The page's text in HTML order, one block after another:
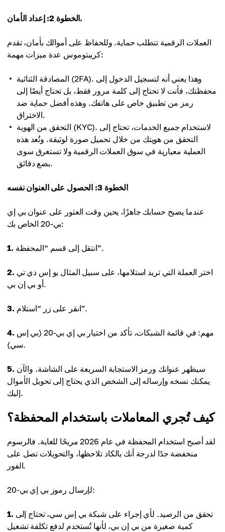
الخطوة 2: إعداد الأمان.
العملات الرقمية تتطلب حماية. وللحفاظ على أموالك بأمان، تقدم
كريبتوموس عدة ميزات مهمة:
المصادقة الثنائية (2FA). وهذا يعني أنه لتسجيل الدخول إلى
محفظتك، فأنت لا تحتاج إلى كلمة مرور فقط، بل تحتاج أيضًا إلى
رمز من تطبيق خاص على هاتفك. وهذه أفضل حماية ضد
الاختراق.
التحقق من الهوية (KYC). لاستخدام جميع الخدمات، تحتاج إلى
التحقق من هويتك من خلال تحميل صورة لوثيقة. وتُعد هذه
العملية معيارية في سوق العملات الرقمية ولا تستغرق سوى
بضع دقائق.
الخطوة 3: الحصول على العنوان نفسه
عندما يصبح حسابك جاهزًا، يحين وقت العثور على عنوان بي إي
بي-20 الخاص بك:
1. انتقل إلى قسم “المحفظة”.
2.
أو بي إن بي.
3. انقر على زر “استلام”.
4.
سي).
5.
يمكنك نسخه وإرساله إلى الشخص الذي يحتاج إلى تحويل الأموال
إليك.
كيف تُجري المعاملات باستخدام المحفظة؟
لقد أصبح استخدام المحفظة في عام 2026 مريحًا للغاية. فالرسوم
منخفضة جدًا لدرجة أنك بالكاد تلاحظها، والتحويلات تصل على
الفور.
لإرسال رموز بي إي بي-20:
1.
كمية صغيرة من بي إن بي، لأنها تُستخدم لدفع تكلفة تشغيل